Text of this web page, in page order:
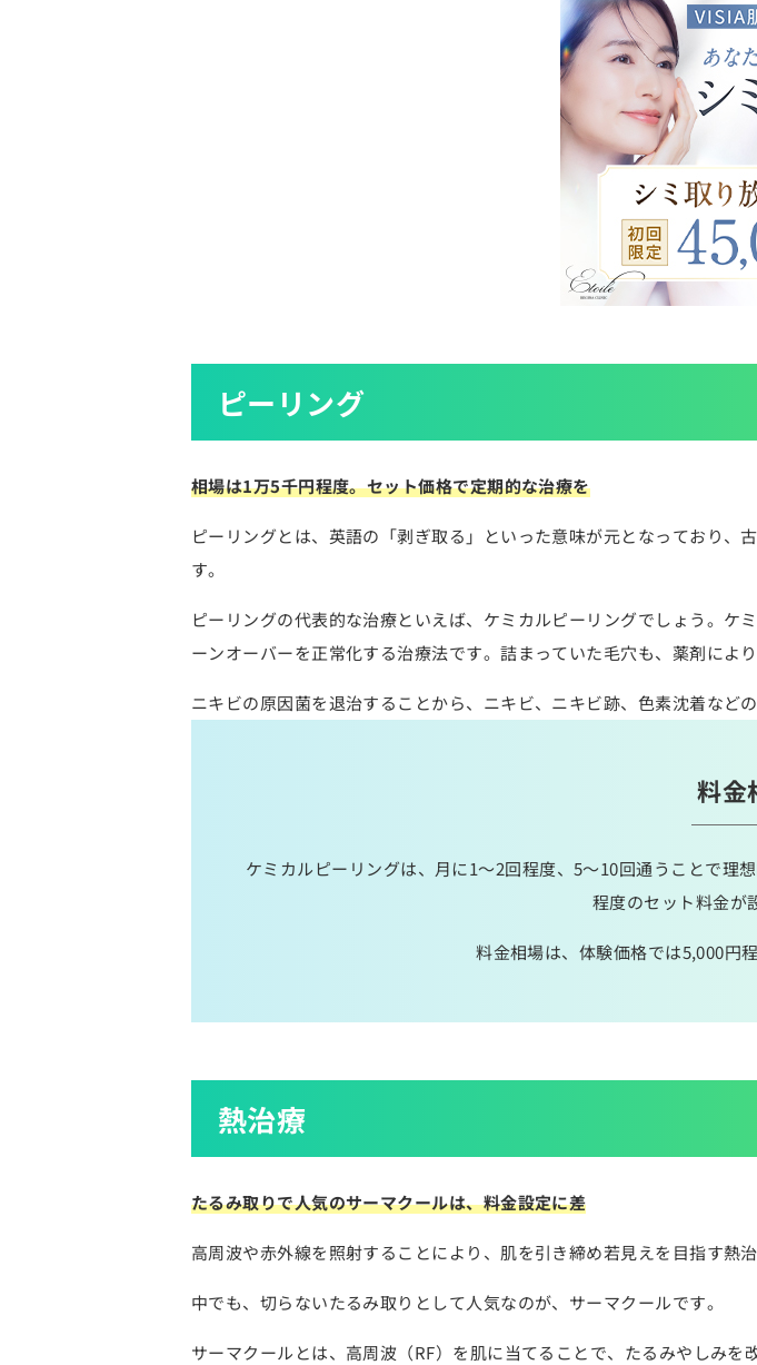
ピーリング
相場は1万5千円程度。セット価格で定期的な治療を
ピーリングとは、英語の「剥ぎ取る」といった意味が元となっており
す。
ピーリングの代表的な治療といえば、ケミカルピーリングでしょう。
ーンオーバーを正常化する治療法です。詰まっていた毛穴も、薬剤によ
ニキビの原因菌を退治することから、ニキビ、ニキビ跡、色素沈着など
料金
ケミカルピーリングは、月に1～2回程度、5～10回通うことで理
程度のセット料金が
料金相場は、体験価格では5,000円
熱治療
たるみ取りで人気のサーマクールは、料金設定に差
高周波や赤外線を照射することにより、肌を引き締め若見えを目指す熱治
中でも、切らないたるみ取りとして人気なのが、サーマクールです。
サーマクールとは、高周波（RF）を肌に当てることで、たるみやしみ